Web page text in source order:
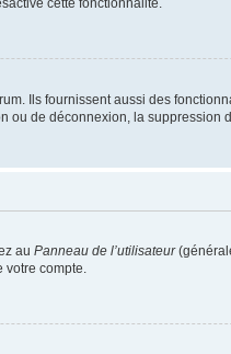
cette fonctionnalité.
Ils fournissent aussi des
ou de déconnexion, la suppression
au Panneau de l’utilisateur
votre compte.